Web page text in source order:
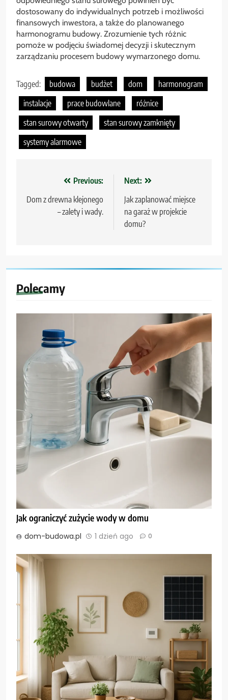
dostosowany do indywidualnych potrzeb i możliwości
finansowych inwestora, a także do planowanego
harmonogramu budowy. Zrozumienie tych różnic
pomoże w podjęciu świadomej decyzji i skutecznym
zarządzaniu procesem budowy wymarzonego domu.
Tagged: budowa budżet dom
harmonogram
instalacje
prace budowlane
różnice
stan surowy otwarty
stan surowy zamknięty
systemy alarmowe
Nawigacja
wpisu
Previous:
Dom z drewna klejonego
– zalety i wady.
Next:
Jak zaplanować miejsce
na garaż w projekcie
domu?
Polecamy
Jak ograniczyć zużycie wody w domu
dom-budowa.pl 1 dzień ago 0